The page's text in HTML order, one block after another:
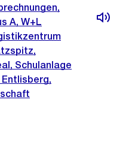
A, W+L
Schulanlage